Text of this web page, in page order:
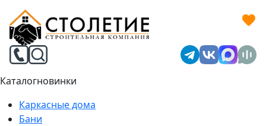
Каталогновинки
Каркасные дома
Бани